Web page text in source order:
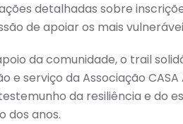
detalhadas sobre
de apoiar os mais
da comunidade, o trail
serviço da Associação
da resiliência e do
dos anos.